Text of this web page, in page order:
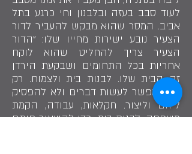
לעוד סבב בעזה ובלבנון וחי כרגע בתל
אביב. המסר שהוא מבקש להעביר לדור
הצעיר נובע ישירות מחייו שלו: "הדור
הצעיר צריך להחליט שהוא לוקח
אחריות בכל התחומים ושבקעת הירדן
זה הבית שלו. לבנות בית ולצמוח. רק
ככה אפשר לעשות דברים ולא להפסיק
ליזום וליצור. חקלאות, עבודה, הקמת
משפחה, לבנות בית, כדי להשאיר חותם